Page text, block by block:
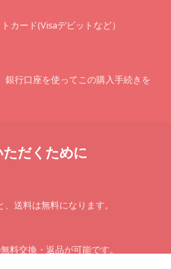
カード(Visaデビットなど）
銀行口座を使ってこの購入手続きを
だくために
、送料は無料になります。
料交換・返品が可能です。